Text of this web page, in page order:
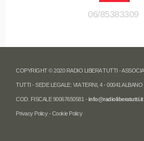
06/85383309
COPYRIGHT © 2020 RADIO LIBERA TUTTI -
TUTTI - SEDE LEGALE: VIA TERNI, 4 - 00041
COD. FISCALE 90067650581 - info@radioliberatutti.it
Privacy Policy- Cookie Policy